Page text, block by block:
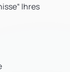
Ihres